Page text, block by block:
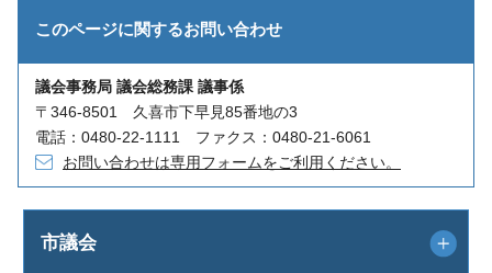
このページに関するお問い合わせ
議会事務局 議会総務課 議事係
〒346-8501 久喜市下早見85番地の3
電話：0480-22-1111 ファクス：0480-21-6061
お問い合わせは専用フォームをご利用ください。
市議会